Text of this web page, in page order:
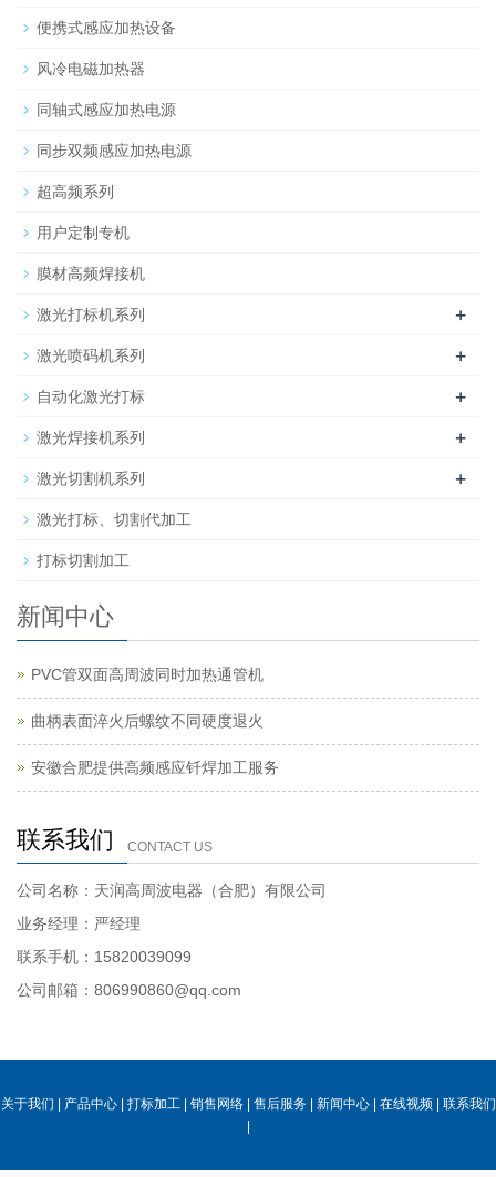
便携式感应加热设备
风冷电磁加热器
同轴式感应加热电源
同步双频感应加热电源
超高频系列
用户定制专机
膜材高频焊接机
激光打标机系列 +
激光喷码机系列 +
自动化激光打标 +
激光焊接机系列 +
激光切割机系列 +
激光打标、切割代加工
打标切割加工
新闻中心
PVC管双面高周波同时加热通管机
曲柄表面淬火后螺纹不同硬度退火
安徽合肥提供高频感应钎焊加工服务
联系我们 CONTACT US
公司名称：天润高周波电器（合肥）有限公司
业务经理：严经理
联系手机：15820039099
公司邮箱：806990860@qq.com
关于我们 | 产品中心| 打标加工| 销售网络| 售后服务| 新闻中心| 在线视频| 联系我们
|